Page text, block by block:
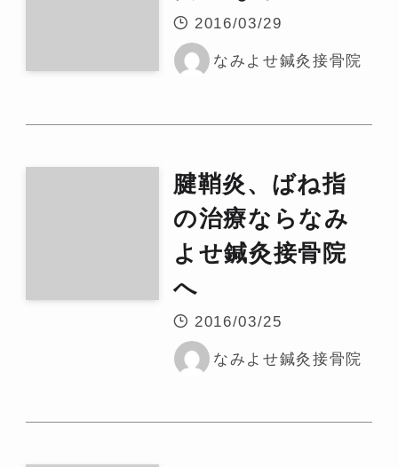
2016/03/29
なみよせ鍼灸接骨院
腱鞘炎、ばね指
の治療ならなみ
よせ鍼灸接骨院
へ
2016/03/25
なみよせ鍼灸接骨院